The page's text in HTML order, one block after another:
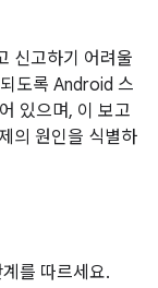
신고하기 어려울
도록 Android 스
있으며, 이 보고
의 원인을 식별하
를 따르세요.